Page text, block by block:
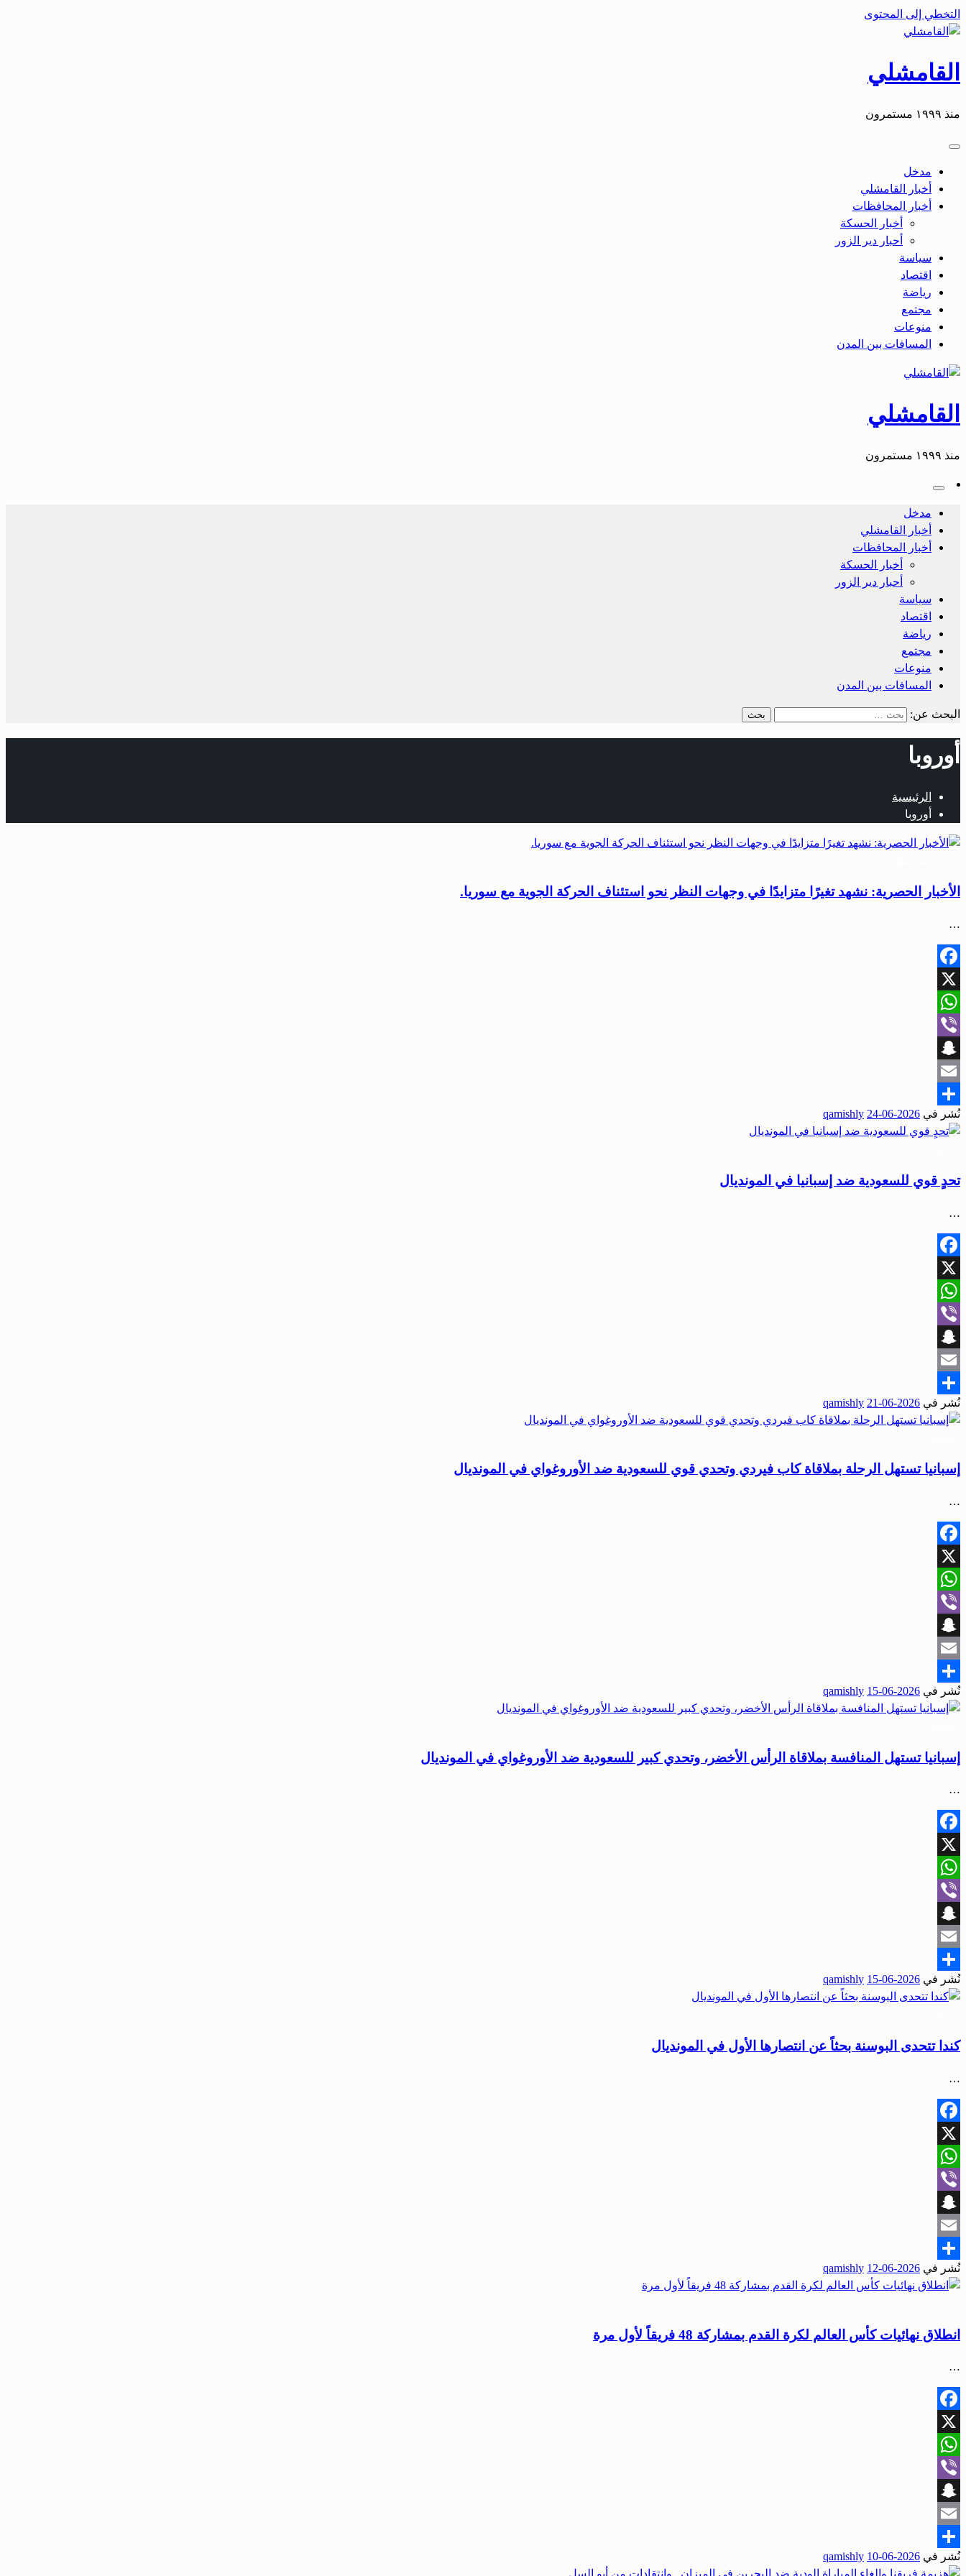
التخطي إلى المحتوى
القامشلي
منذ ١٩٩٩ مستمرون
مدخل
أخبار القامشلي
أخبار المحافظات
أخبار الحسكة
أحبار دير الزور
سياسة
اقتصاد
رياضة
مجتمع
منوعات
المسافات بين المدن
القامشلي
منذ ١٩٩٩ مستمرون
مدخل
أخبار القامشلي
أخبار المحافظات
أخبار الحسكة
أحبار دير الزور
سياسة
اقتصاد
رياضة
مجتمع
منوعات
المسافات بين المدن
البحث عن:
أوروبا
الرئيسية
أوروبا
الأخبار الحصرية: نشهد تغيرًا متزايدًا في وجهات النظر نحو استئناف الحركة الجوية مع سوريا.
…
Facebook
X
WhatsApp
Viber
Snapchat
Email
Share
نُشر في 2026-06-24
qamishly
تحدٍ قوي للسعودية ضد إسبانيا في المونديال
…
Facebook
X
WhatsApp
Viber
Snapchat
Email
Share
نُشر في 2026-06-21
qamishly
إسبانيا تستهل الرحلة بملاقاة كاب فيردي وتحدي قوي للسعودية ضد الأوروغواي في المونديال
…
Facebook
X
WhatsApp
Viber
Snapchat
Email
Share
نُشر في 2026-06-15
qamishly
إسبانيا تستهل المنافسة بملاقاة الرأس الأخضر، وتحدي كبير للسعودية ضد الأوروغواي في المونديال
…
Facebook
X
WhatsApp
Viber
Snapchat
Email
Share
نُشر في 2026-06-15
qamishly
كندا تتحدى البوسنة بحثاً عن انتصارها الأول في المونديال
…
Facebook
X
WhatsApp
Viber
Snapchat
Email
Share
نُشر في 2026-06-12
qamishly
انطلاق نهائيات كأس العالم لكرة القدم بمشاركة 48 فريقاً لأول مرة
…
Facebook
X
WhatsApp
Viber
Snapchat
Email
Share
نُشر في 2026-06-10
qamishly